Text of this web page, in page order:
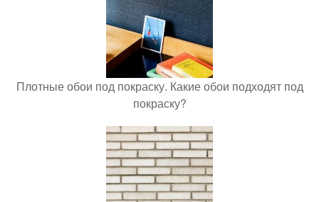
Плотные обои под покраску. Какие обои подходят под
покраску?